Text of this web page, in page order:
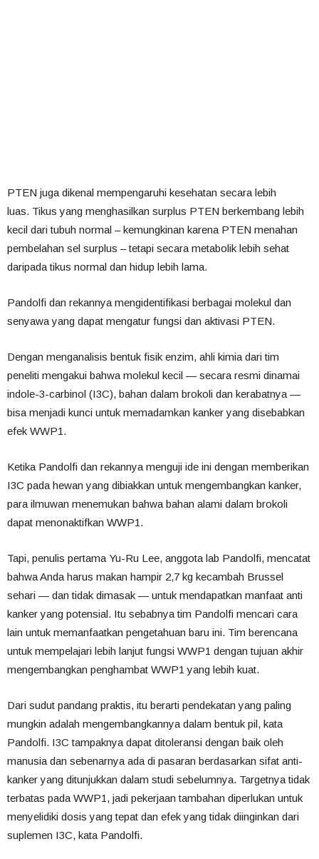
PTEN juga dikenal mempengaruhi kesehatan secara lebih
luas. Tikus yang menghasilkan surplus PTEN berkembang lebih
kecil dari tubuh normal – kemungkinan karena PTEN menahan
pembelahan sel surplus – tetapi secara metabolik lebih sehat
daripada tikus normal dan hidup lebih lama.
Pandolfi dan rekannya mengidentifikasi berbagai molekul dan
senyawa yang dapat mengatur fungsi dan aktivasi PTEN.
Dengan menganalisis bentuk fisik enzim, ahli kimia dari tim
peneliti mengakui bahwa molekul kecil — secara resmi dinamai
indole-3-carbinol (I3C), bahan dalam brokoli dan kerabatnya —
bisa menjadi kunci untuk memadamkan kanker yang disebabkan
efek WWP1.
Ketika Pandolfi dan rekannya menguji ide ini dengan memberikan
I3C pada hewan yang dibiakkan untuk mengembangkan kanker,
para ilmuwan menemukan bahwa bahan alami dalam brokoli
dapat menonaktifkan WWP1.
Tapi, penulis pertama Yu-Ru Lee, anggota lab Pandolfi, mencatat
bahwa Anda harus makan hampir 2,7 kg kecambah Brussel
sehari — dan tidak dimasak — untuk mendapatkan manfaat anti
kanker yang potensial. Itu sebabnya tim Pandolfi mencari cara
lain untuk memanfaatkan pengetahuan baru ini. Tim berencana
untuk mempelajari lebih lanjut fungsi WWP1 dengan tujuan akhir
mengembangkan penghambat WWP1 yang lebih kuat.
Dari sudut pandang praktis, itu berarti pendekatan yang paling
mungkin adalah mengembangkannya dalam bentuk pil, kata
Pandolfi. I3C tampaknya dapat ditoleransi dengan baik oleh
manusia dan sebenarnya ada di pasaran berdasarkan sifat anti-
kanker yang ditunjukkan dalam studi sebelumnya. Targetnya tidak
terbatas pada WWP1, jadi pekerjaan tambahan diperlukan untuk
menyelidiki dosis yang tepat dan efek yang tidak diinginkan dari
suplemen I3C, kata Pandolfi.